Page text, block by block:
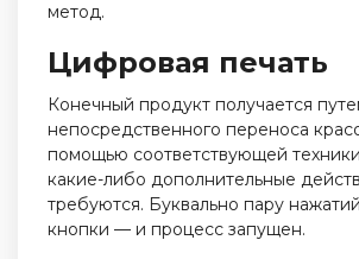
метод.
Цифровая печать
Конечный продукт получается
непосредственного переноса
помощью соответствующей
какие-либо дополнительные
требуются. Буквально пару
кнопки — и процесс запущен.